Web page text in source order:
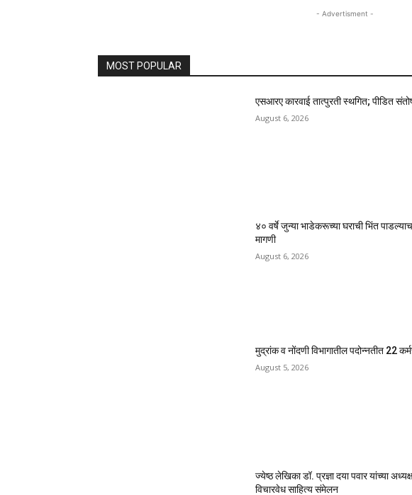
- Advertisment -
MOST POPULAR
एसआरए कारवाई तात्पुरती स्थगित; पीडित
August 6, 2026
४० वर्षे जुन्या भाडेकरूच्या घराची भिंत
मागणी
August 6, 2026
मुद्रांक व नोंदणी विभागातील पदोन्नतीत 22
August 5, 2026
ज्येष्ठ लेखिका डॉ. प्रज्ञा दया पवार यांच्या
विचारवेध साहित्य संमेलन